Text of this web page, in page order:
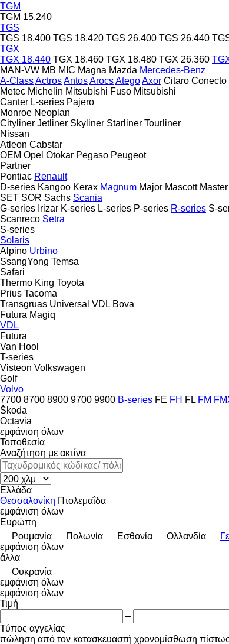
TGM
TGM 15.240
TGS
TGS 18.400 TGS 18.420 TGS 26.400 TGS 26.440
TGX
TGX 18.440 TGX 18.460 TGX 18.480 TGX 26.360
MAN-VW MB MIC Magna Mazda Mercedes-Benz
A-ClassActrosAntosArocsAtegoAxor Citaro Conecto
Metec Michelin Mitsubishi Fuso Mitsubishi
Canter L-series Pajero
Monroe Neoplan
Cityliner Jetliner Skyliner Starliner Tourliner
Nissan
Atleon Cabstar
OEM Opel Otokar Pegaso Peugeot
Partner
Pontiac Renault
D-series Kangoo Kerax Magnum Major Mascott Master
SET SOR Sachs Scania
G-series Irizar K-series L-series P-series R-series S-
Scanreco Setra
S-series
Solaris
Alpino Urbino
SsangYong Temsa
Safari
Thermo King Toyota
Prius Tacoma
Transgruas Universal VDL Bova
Futura Magiq
VDL
Futura
Van Hool
T-series
Visteon Volkswagen
Golf
Volvo
7700 8700 8900 9700 9900 B-series FE FH FL FM
Škoda
Octavia
εμφάνιση όλων
Τοποθεσία
Αναζήτηση με ακτίνα
Ελλάδα
Θεσσαλονίκη Πτολεμαΐδα
εμφάνιση όλων
Ευρώπη
Ρουμανία
Πολωνία Εσθονία Ολλανδία
εμφάνιση όλων
άλλα
Ουκρανία
εμφάνιση όλων
εμφάνιση όλων
Τιμή
–
Τύπος αγγελίας
πώληση από τον κατασκευαστή χρονομίσθωση